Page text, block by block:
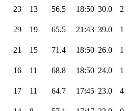
23 13 56.5 18:50 30.0 2
29 19 65.5 21:43 39.0 1
21 15 71.4 18:50 26.0 1
16 11 68.8 18:50 24.0 1
17 11 64.7 17:45 23.0 4